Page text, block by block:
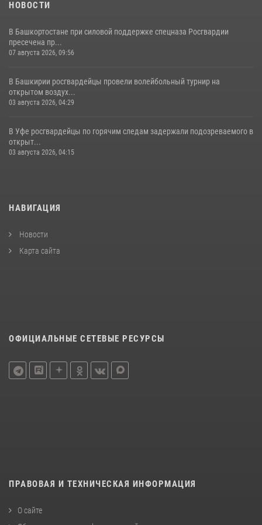
НОВОСТИ
В Башкортостане при силовой поддержке спецназа Росгвардии
пресечена пр...
07 августа 2026, 09:56
В Башкирии росгвардейцы провели волейбольный турнир на
открытом воздух...
03 августа 2026, 04:29
В Уфе росгвардейцы по горячим следам задержали подозреваемого в
открыт...
03 августа 2026, 04:15
НАВИГАЦИЯ
Новости
Карта сайта
ОФИЦИАЛЬНЫЕ СЕТЕВЫЕ РЕСУРСЫ
ПРАВОВАЯ И ТЕХНИЧЕСКАЯ ИНФОРМАЦИЯ
О сайте